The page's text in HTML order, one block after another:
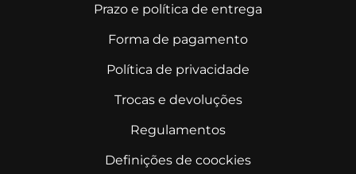
Prazo e política de entrega
Forma de pagamento
Política de privacidade
Trocas e devoluções
Regulamentos
Definições de coockies